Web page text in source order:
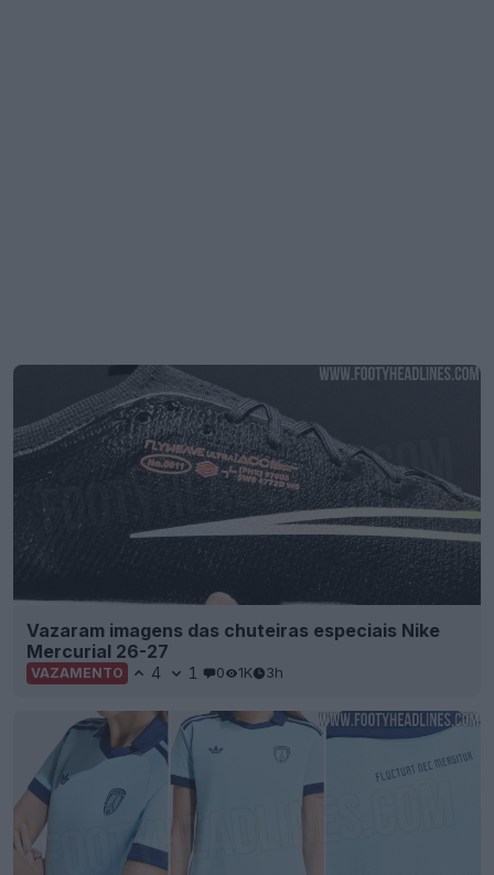
Vazaram imagens das chuteiras especiais Nike
Mercurial 26-27
VAZAMENTO 4 1 0 1K 3h